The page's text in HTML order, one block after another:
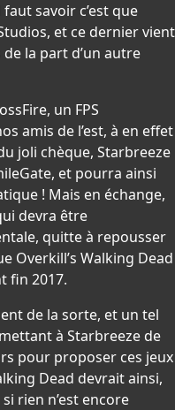
savoir c’est que
et ce dernier vient
la part d’un autre
un FPS
amis de l’est, à en effet
joli chèque, Starbreeze
et pourra ainsi
! Mais en échange,
devra être
quitte à repousser
Overkill’s Walking Dead
fin 2017.
de la sorte, et un tel
à Starbreeze de
pour proposer ces jeux
Dead devrait ainsi,
rien n’est encore